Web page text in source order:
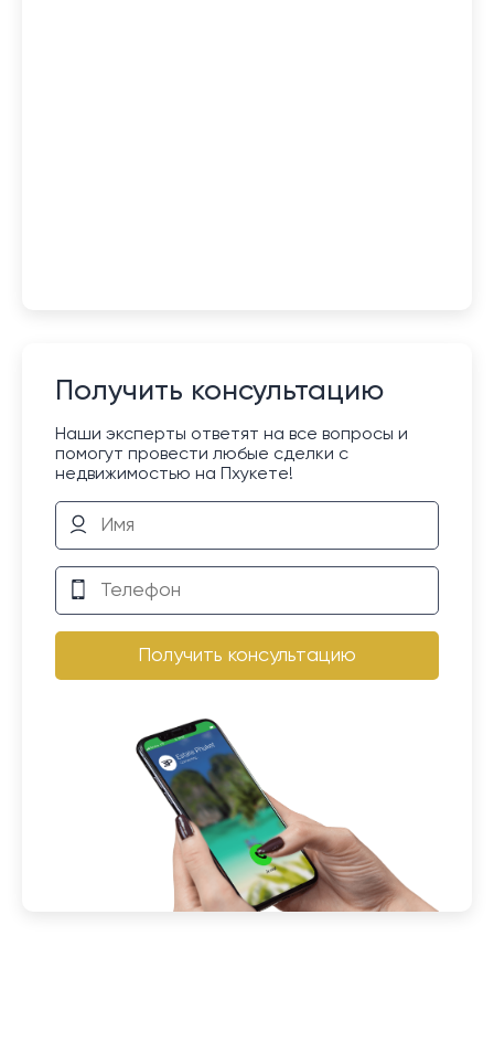
Получить консультацию
Наши эксперты ответят на все вопросы и
помогут провести любые сделки с
недвижимостью на Пхукете!
Получить консультацию